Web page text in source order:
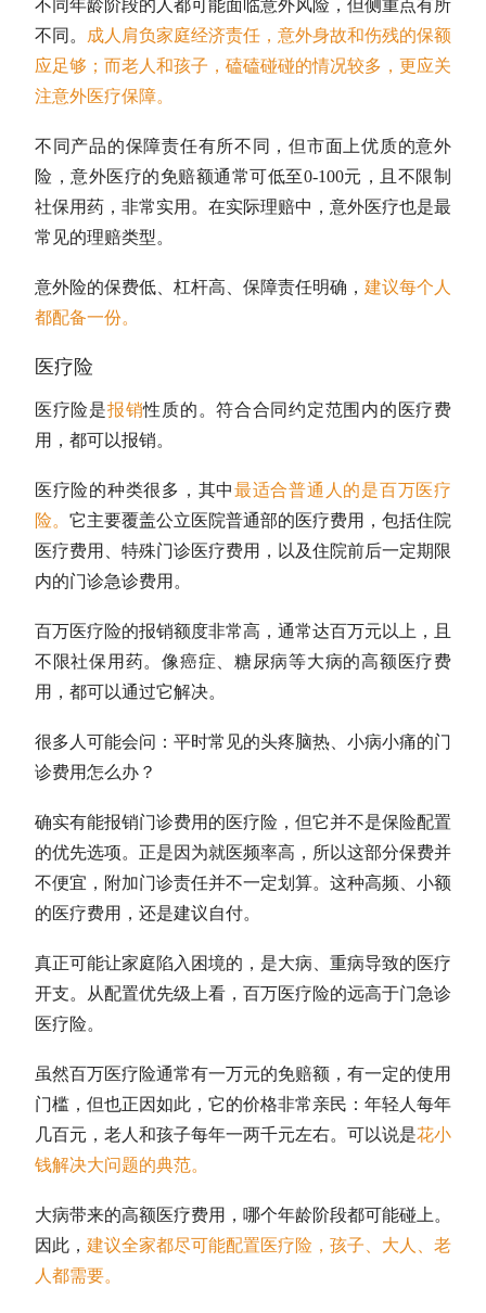
不同年龄阶段的人都可能面临意外风险，但侧重点有所
不同。
成人肩负家庭经济责任，意外身故和伤残的保额
应足够；而老人和孩子，磕磕碰碰的情况较多，更应关
注意外医疗保障。
不同产品的保障责任有所不同，但市面上优质的意外
险，意外医疗的免赔额通常可低至0-100元，且不限制
社保用药，非常实用。在实际理赔中，意外医疗也是最
常见的理赔类型。
意外险的保费低、杠杆高、保障责任明确， 建议每个人
都配备一份。
医疗险
医疗险是报销性质的。符合合同约定范围内的医疗费
用，都可以报销。
医疗险的种类很多，其中最适合普通人的是百万医疗
险。 它主要覆盖公立医院普通部的医疗费用，包括住院
医疗费用、特殊门诊医疗费用，以及住院前后一定期限
内的门诊急诊费用。
百万医疗险的报销额度非常高，通常达百万元以上，且
不限社保用药。像癌症、糖尿病等大病的高额医疗费
用，都可以通过它解决。
很多人可能会问：平时常见的头疼脑热、小病小痛的门
诊费用怎么办？
确实有能报销门诊费用的医疗险，但它并不是保险配置
的优先选项。正是因为就医频率高，所以这部分保费并
不便宜，附加门诊责任并不一定划算。这种高频、小额
的医疗费用，还是建议自付。
真正可能让家庭陷入困境的，是大病、重病导致的医疗
开支。从配置优先级上看，百万医疗险的远高于门急诊
医疗险。
虽然百万医疗险通常有一万元的免赔额，有一定的使用
门槛，但也正因如此，它的价格非常亲民：年轻人每年
几百元，老人和孩子每年一两千元左右。可以说是花小
钱解决大问题的典范。
大病带来的高额医疗费用，哪个年龄阶段都可能碰上。
因此， 建议全家都尽可能配置医疗险，孩子、大人、老
人都需要。